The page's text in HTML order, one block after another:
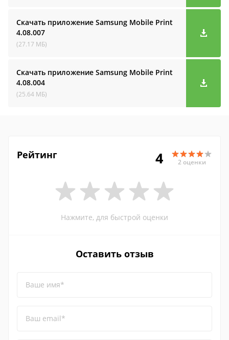
Скачать приложение Samsung Mobile Print
4.08.007
(27.17 МБ)
Скачать приложение Samsung Mobile Print
4.08.004
(25.64 МБ)
Рейтинг 4 2 оценки
Нажмите, для быстрой оценки
Оставить отзыв
Ваше имя*
Ваш email*